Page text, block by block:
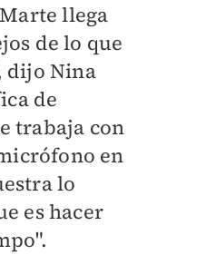
llega
de lo que
dijo Nina
de
trabaja con
en
lo
es hacer